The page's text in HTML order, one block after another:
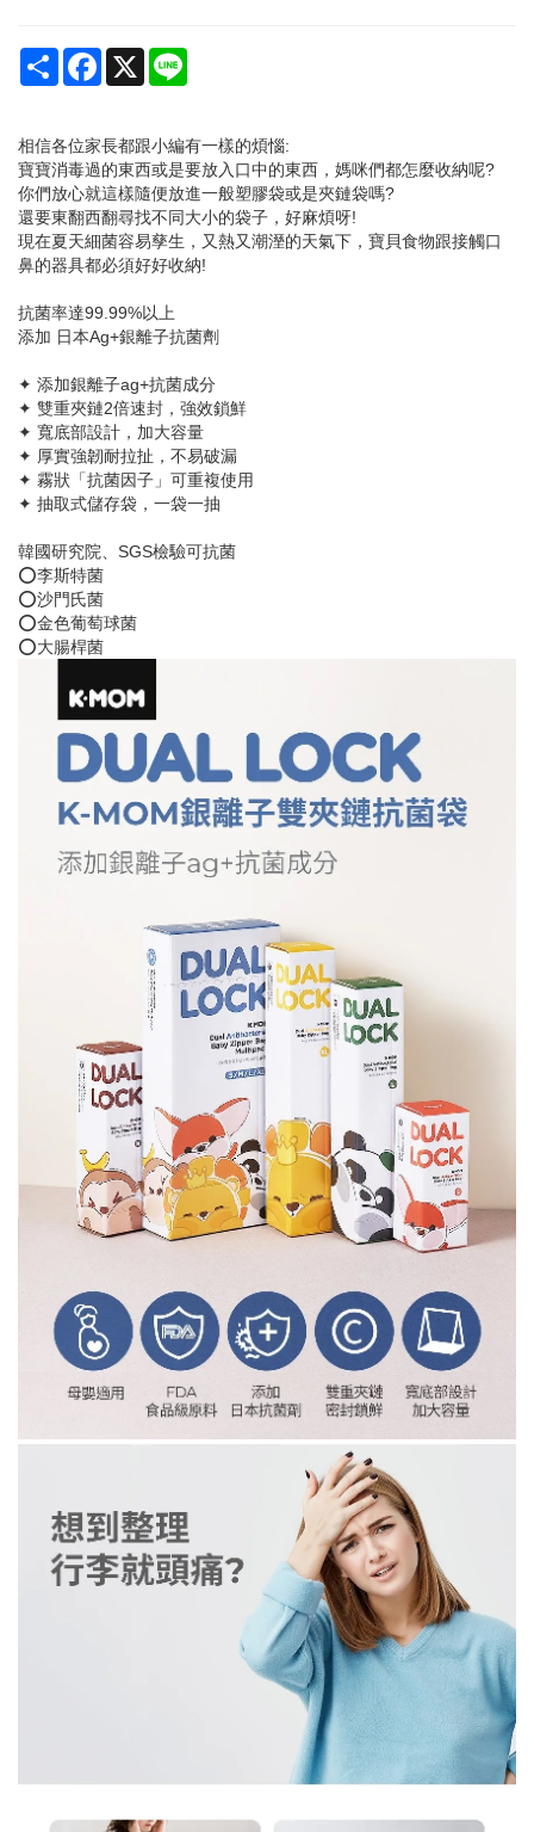
Share Facebook
X
相信各位家長都跟小編有一樣的煩惱:
寶寶消毒過的東西或是要放入口中的東西，媽咪們都怎麼收納呢?
你們放心就這樣隨便放進一般塑膠袋或是夾鏈袋嗎?
還要東翻西翻尋找不同大小的袋子，好麻煩呀!
現在夏天細菌容易孳生，又熱又潮溼的天氣下，寶貝食物跟接觸口
鼻的器具都必須好好收納!
抗菌率達99.99%以上
添加 日本Ag+銀離子抗菌劑
✦ 添加銀離子ag+抗菌成分
✦ 雙重夾鏈2倍速封，強效鎖鮮
✦ 寬底部設計，加大容量
✦ 厚實強韌耐拉扯，不易破漏
✦ 霧狀「抗菌因子」可重複使用
✦ 抽取式儲存袋，一袋一抽
韓國研究院、SGS檢驗可抗菌
⭕李斯特菌
⭕沙門氏菌
⭕金色葡萄球菌
⭕大腸桿菌